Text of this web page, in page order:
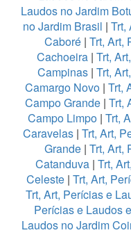
Laudos no Jardim
no Jardim Brasil | Trt,
Caboré| Trt, Art,
Cachoeira | Trt,
Campinas| Trt,
Camargo Novo | Trt,
Campo Grande| Trt,
Campo Limpo | Trt,
Caravelas| Trt, Art,
Grande| Trt, Art,
Catanduva | Trt,
Celeste| Trt, Art,
Trt, Art, Perícias e
Perícias e Laudos
Laudos no Jardim